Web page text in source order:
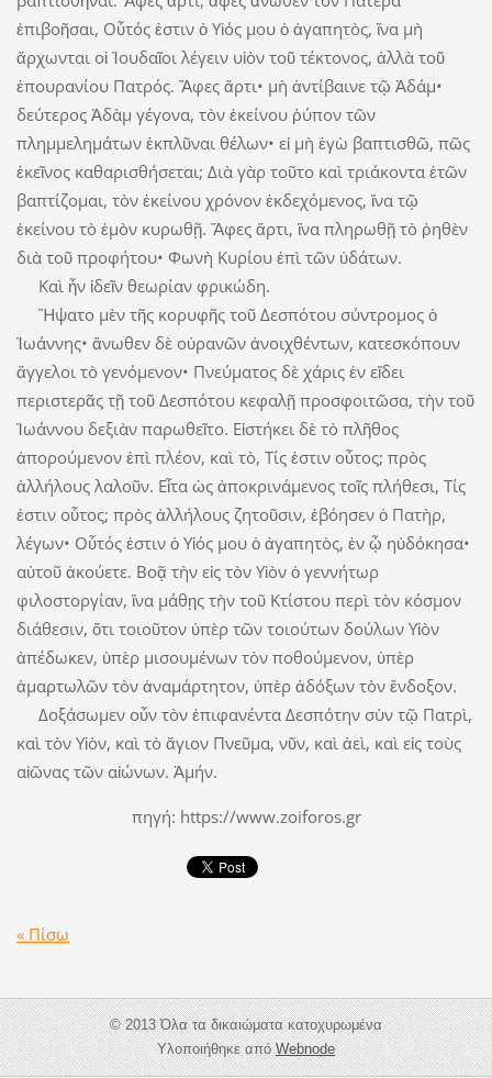
ἐπιβοῆσαι, Οὗτός ἐστιν ὁ Υἱός μου ὁ ἀγαπητὸς, ἵνα μὴ
ἄρχωνται οἱ Ἰουδαῖοι λέγειν υἱὸν τοῦ τέκτονος, ἀλλὰ τοῦ
ἐπουρανίου Πατρός. Ἄφες ἄρτι• μὴ ἀντίβαινε τῷ Ἀδάμ•
δεύτερος Ἀδὰμ γέγονα, τὸν ἐκείνου ῥύπον τῶν
πλημμελημάτων ἐκπλῦναι θέλων• εἰ μὴ ἐγὼ βαπτισθῶ, πῶς
ἐκεῖνος καθαρισθήσεται; Διὰ γὰρ τοῦτο καὶ τριάκοντα ἐτῶν
βαπτίζομαι, τὸν ἐκείνου χρόνον ἐκδεχόμενος, ἵνα τῷ
ἐκείνου τὸ ἐμὸν κυρωθῇ. Ἄφες ἄρτι, ἵνα πληρωθῇ τὸ ῥηθὲν
διὰ τοῦ προφήτου• Φωνὴ Κυρίου ἐπὶ τῶν ὑδάτων.
Καὶ ἦν ἰδεῖν θεωρίαν φρικώδη.
Ἥψατο μὲν τῆς κορυφῆς τοῦ Δεσπότου σύντρομος ὁ
Ἰωάννης• ἄνωθεν δὲ οὐρανῶν ἀνοιχθέντων, κατεσκόπουν
ἄγγελοι τὸ γενόμενον• Πνεύματος δὲ χάρις ἐν εἴδει
περιστερᾶς τῇ τοῦ Δεσπότου κεφαλῇ προσφοιτῶσα, τὴν τοῦ
Ἰωάννου δεξιὰν παρωθεῖτο. Εἱστήκει δὲ τὸ πλῆθος
ἀπορούμενον ἐπὶ πλέον, καὶ τὸ, Τίς ἐστιν οὗτος; πρὸς
ἀλλήλους λαλοῦν. Εἶτα ὡς ἀποκρινάμενος τοῖς πλήθεσι, Τίς
ἐστιν οὗτος; πρὸς ἀλλήλους ζητοῦσιν, ἐβόησεν ὁ Πατὴρ,
λέγων• Οὗτός ἐστιν ὁ Υἱός μου ὁ ἀγαπητὸς, ἐν ᾧ ηὐδόκησα•
αὐτοῦ ἀκούετε. Βοᾷ τὴν εἰς τὸν Υἱὸν ὁ γεννήτωρ
φιλοστοργίαν, ἵνα μάθῃς τὴν τοῦ Κτίστου περὶ τὸν κόσμον
διάθεσιν, ὅτι τοιοῦτον ὑπὲρ τῶν τοιούτων δούλων Υἱὸν
ἀπέδωκεν, ὑπὲρ μισουμένων τὸν ποθούμενον, ὑπὲρ
ἁμαρτωλῶν τὸν ἀναμάρτητον, ὑπὲρ ἀδόξων τὸν ἔνδοξον.
Δοξάσωμεν οὖν τὸν ἐπιφανέντα Δεσπότην σὺν τῷ Πατρὶ,
καὶ τὸν Υἱὸν, καὶ τὸ ἅγιον Πνεῦμα, νῦν, καὶ ἀεὶ, καὶ εἰς τοὺς
αἰῶνας τῶν αἰώνων. Ἀμήν.
πηγή: https://www.zoiforos.gr
« Πίσω
© 2013 Όλα τα δικαιώματα κατοχυρωμένα
Υλοποιήθηκε απόWebnode